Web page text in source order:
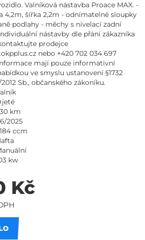
Valníková nástavba Proace MAX. -
4,2m, šířka 2,2m - odnímatelné sloupky
podlahy - měchy s nivelací zadní
nástavby dle přání zákazníka
prodejce
nebo +420 702 034 697
mají pouze informativní
ve smyslu ustanovení §1732
Sb., občanského zákoníku.
km
2025
ccm
kw
Kč